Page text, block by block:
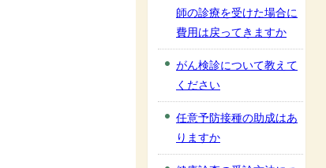
師の診療を受けた場合に
費用は戻ってきますか
がん検診について教えて
ください
任意予防接種の助成はあ
りますか